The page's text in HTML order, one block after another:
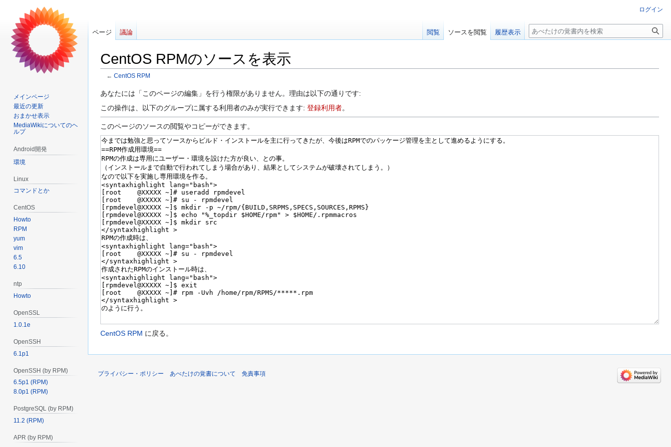
CentOS RPMのソースを表示
← CentOS RPM
ナ
ー
シ
ョ
ン
に
移
動
検
移
動
あなたには「このページの編集」を行う権限がありません。理由は以下の通りです:
この操作は、以下のグループに属する利用者のみが実行できます: 登録利用者。
このページのソースの閲覧やコピーができます。
CentOS RPM に戻る。
ログイン
ページ 議論 閲覧 ソースを閲覧 履歴表示
検
メインページ
最近の更新
おまかせ表示
MediaWikiについてのヘ
ルプ
Android開発
環境
Linux
コマンドとか
CentOS
Howto
RPM
yum
vim
6.5
6.10
ntp
Howto
OpenSSL
1.0.1e
OpenSSH
6.1p1
OpenSSH (by RPM)
6.5p1 (RPM)
8.0p1 (RPM)
PostgreSQL (by RPM)
11.2 (RPM)
APR (by RPM)
プライバシー・ポリシー あべたけの覚書について 免責事項